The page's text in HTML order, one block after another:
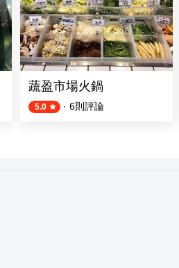
蔬盈市場火鍋
5.0 · 6則評論